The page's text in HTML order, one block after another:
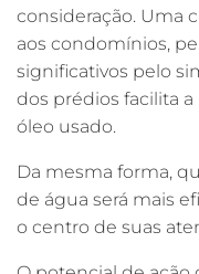
consideração. Uma
aos condomínios,
significativos pelo
dos prédios facilita
óleo usado.
Da mesma forma,
de água será mais
o centro de suas